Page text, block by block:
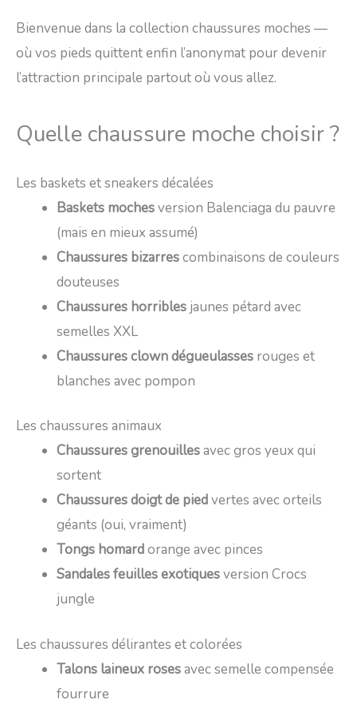
Bienvenue dans la collection chaussures moches —
où vos pieds quittent enfin l’anonymat pour devenir
l’attraction principale partout où vous allez.
Quelle chaussure moche choisir ?
Les baskets et sneakers décalées
Baskets mochesversion Balenciaga du pauvre
(mais en mieux assumé)
Chaussures bizarrescombinaisons de couleurs
douteuses
Chaussures horribles jaunes pétard avec
semelles XXL
Chaussures clown dégueulasses rouges et
blanches avec pompon
Les chaussures animaux
Chaussures grenouillesavec gros yeux qui
sortent
Chaussures doigt de piedvertes avec orteils
géants (oui, vraiment)
Tongs homardorange avec pinces
Sandales feuilles exotiquesversion Crocs
jungle
Les chaussures délirantes et colorées
Talons laineux rosesavec semelle compensée
fourrure